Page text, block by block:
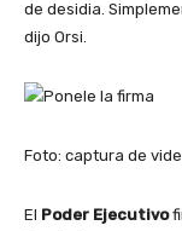
de desidia.
dijo Orsi.
Foto: captura de
El Poder Ejecutivo